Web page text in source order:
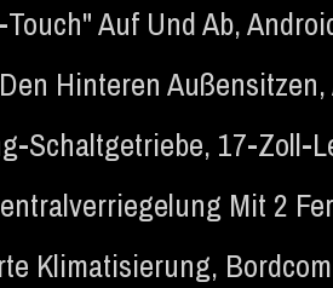
Auf Und Ab,
Hinteren Außensitzen,
Schaltgetriebe, 17-Zoll-
Mit 2
Klimatisierung,